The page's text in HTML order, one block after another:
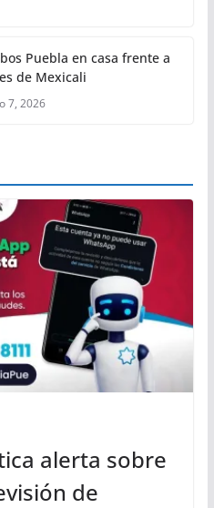
Puebla en casa frente a
de Mexicali
7, 2026
alerta sobre
de